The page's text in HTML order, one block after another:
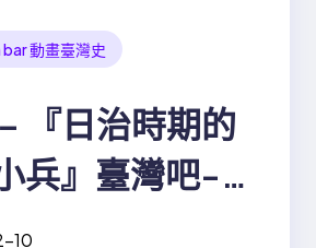
動畫臺灣史
『日治時期的
兵』臺灣吧-
第4.5集
10